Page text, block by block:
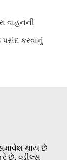
વાહનની
પસંદ કરવાનું
થાય છે
છે. વ્હીલ્સ